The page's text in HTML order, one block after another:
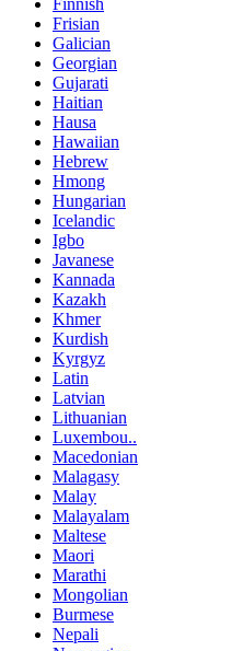
Finnish
Frisian
Galician
Georgian
Gujarati
Haitian
Hausa
Hawaiian
Hebrew
Hmong
Hungarian
Icelandic
Igbo
Javanese
Kannada
Kazakh
Khmer
Kurdish
Kyrgyz
Latin
Latvian
Lithuanian
Luxembou..
Macedonian
Malagasy
Malay
Malayalam
Maltese
Maori
Marathi
Mongolian
Burmese
Nepali